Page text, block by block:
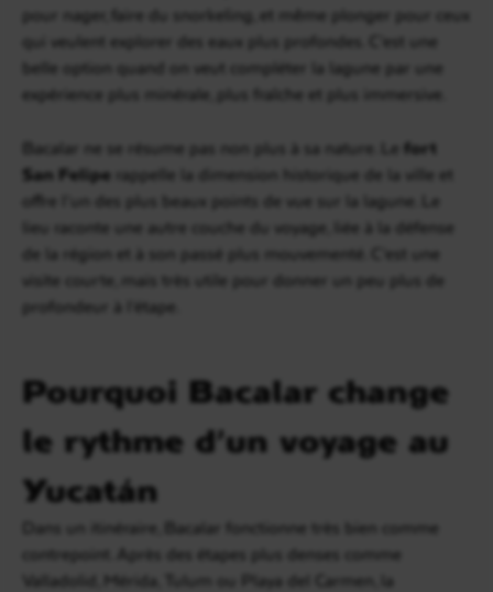
pour nager, faire du snorkeling, et même plonger pour ceux
qui veulent explorer des eaux plus profondes. C’est une
belle option quand on veut compléter la lagune par une
expérience plus minérale, plus fraîche et plus immersive.
Bacalar ne se résume pas non plus à sa nature. Le fort
San Felipe rappelle la dimension historique de la ville et
offre l’un des plus beaux points de vue sur la lagune. Le
lieu raconte une autre couche du voyage, liée à la défense
de la région et à son passé plus mouvementé. C’est une
visite courte, mais très utile pour donner un peu plus de
profondeur à l’étape.
Pourquoi Bacalar change
le rythme d’un voyage au
Yucatán
Dans un itinéraire, Bacalar fonctionne très bien comme
contrepoint. Après des étapes plus denses comme
Valladolid, Mérida, Tulum ou Playa del Carmen, la